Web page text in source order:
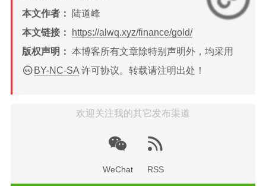
本文作者：
陆道峰
本文链接：
https://alwq.xyz/finance/gold/
版权声明： 本博客所有文章除特别声明外，均采用
BY-NC-SA 许可协议。转载请注明出处！
欢迎关注我的其它发布渠道
WeChat RSS